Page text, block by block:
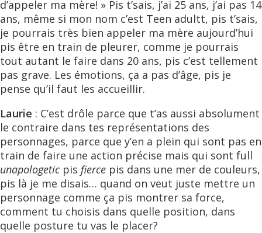
d’appeler ma mère! » Pis t’sais, j’ai 25 ans, j’ai pas 14
ans, même si mon nom c’est Teen adultt, pis t’sais,
je pourrais très bien appeler ma mère aujourd’hui
pis être en train de pleurer, comme je pourrais
tout autant le faire dans 20 ans, pis c’est tellement
pas grave. Les émotions, ça a pas d’âge, pis je
pense qu’il faut les accueillir.
Laurie : C’est drôle parce que t’as aussi absolument
le contraire dans tes représentations des
personnages, parce que y’en a plein qui sont pas en
train de faire une action précise mais qui sont full
unapologeticpis fierce pis dans une mer de couleurs,
pis là je me disais… quand on veut juste mettre un
personnage comme ça pis montrer sa force,
comment tu choisis dans quelle position, dans
quelle posture tu vas le placer?